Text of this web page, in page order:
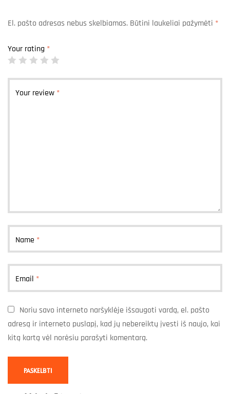
El. pašto adresas nebus skelbiamas. Būtini laukeliai pažymėti *
Your rating *
Your review *
Name *
Email *
Noriu savo interneto naršyklėje išsaugoti vardą, el. pašto
adresą ir interneto puslapį, kad jų nebereiktų įvesti iš naujo, kai
kitą kartą vėl norėsiu parašyti komentarą.